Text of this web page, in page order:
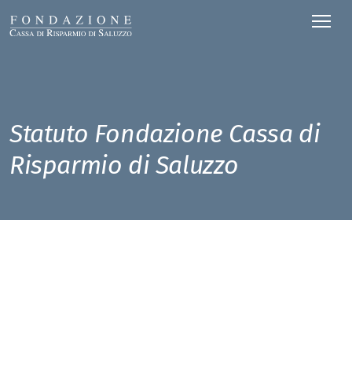
Statuto Fondazione Cassa di
Risparmio di Saluzzo